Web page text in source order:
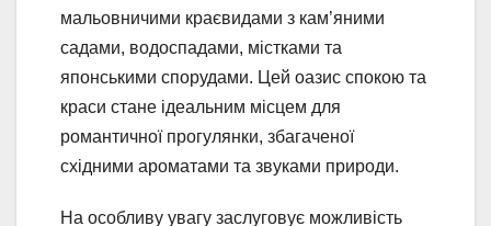
мальовничими краєвидами з кам’яними
садами, водоспадами, містками та
японськими спорудами. Цей оазис спокою та
краси стане ідеальним місцем для
романтичної прогулянки, збагаченої
східними ароматами та звуками природи.
На особливу увагу заслуговує можливість